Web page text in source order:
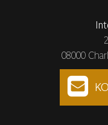
08000